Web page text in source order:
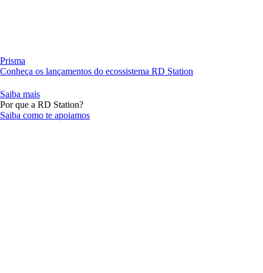
Prisma
Conheça os lançamentos do ecossistema RD Station
Saiba mais
Por que a RD Station?
Saiba como te apoiamos